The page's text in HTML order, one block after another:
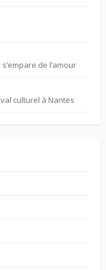
de l’amour
culturel à Nantes